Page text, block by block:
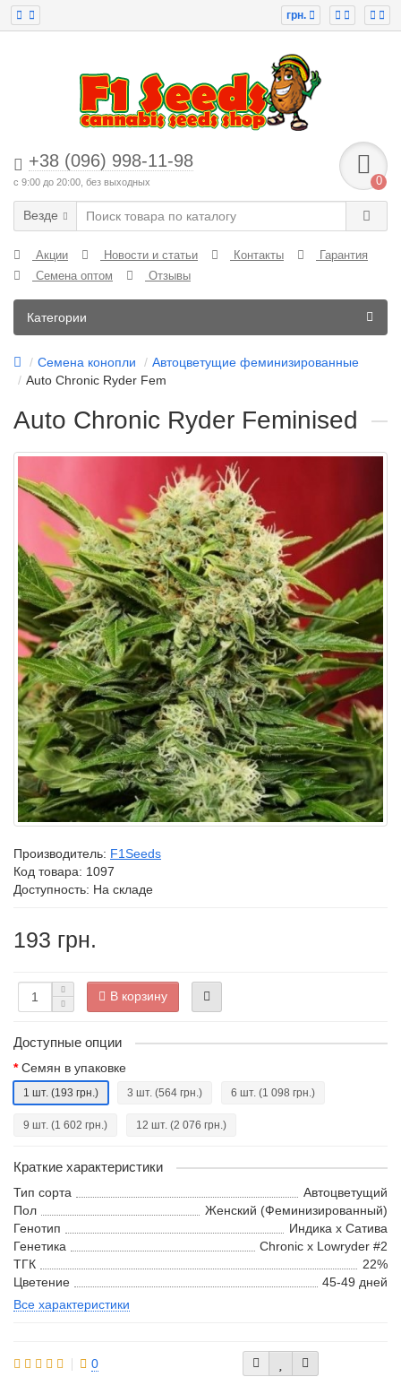
грн.
+38 (096) 998-11-98
с 9:00 до 20:00, без выходных 0
Везде
Акции Новости и статьи Контакты
Гарантия
Семена оптом
Отзывы
Категории
Семена конопли
Автоцветущие феминизированные
Auto Chronic Ryder Fem
Auto Chronic Ryder Feminised
Производитель: F1Seeds
Код товара: 1097
Доступность: На складе
193 грн.
В корзину
Доступные опции
Семян в упаковке
1 шт. (193 грн.) 3 шт. (564 грн.) 6 шт. (1 098 грн.)
9 шт. (1 602 грн.) 12 шт. (2 076 грн.)
Краткие характеристики
Тип сорта
Автоцветущий
Пол
Женский (Феминизированный)
Генотип
Индика х Сатива
Генетика
Chronic x Lowryder #2
ТГК
22%
Цветение
45-49 дней
Все характеристики
0